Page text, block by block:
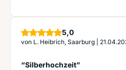
5,0Sterne
von L. Heibrich, Saarburg
“Silberhochzeit”